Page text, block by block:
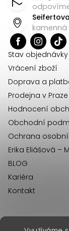
kamenná
Stav objednávky
Vrácení zboží
Doprava a
Prodejna v Praze
Hodnocení
Obchodní
Ochrana
Erika Eliášová –
BLOG
Kariéra
Kontakt